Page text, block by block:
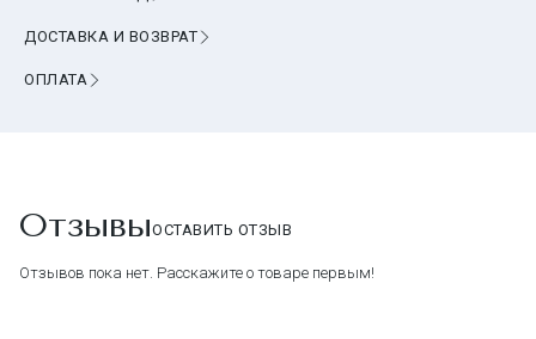
ДОСТАВКА И ВОЗВРАТ
ОПЛАТА
ОтзывыОСТАВИТЬ ОТЗЫВ
Отзывов пока нет. Расскажите о товаре первым!